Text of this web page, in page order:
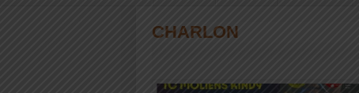
CHARLON